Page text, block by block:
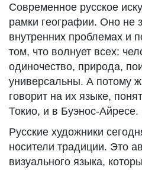
Современное русское
рамки географии. Оно не
внутренних проблемах и
том, что волнует всех:
одиночество, природа,
универсальны. А потому
говорит на их языке,
Токио, и в Буэнос-Айресе.
Русские художники
носители традиции. Это
визуального языка,